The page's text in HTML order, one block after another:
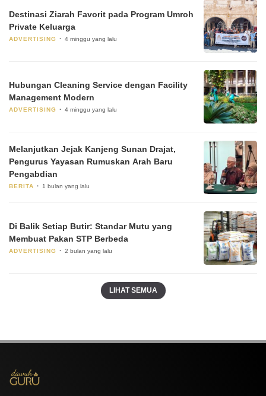
Destinasi Ziarah Favorit pada Program Umroh
Private Keluarga
ADVERTISING 4 minggu yang lalu
Hubungan Cleaning Service dengan Facility
Management Modern
ADVERTISING 4 minggu yang lalu
Melanjutkan Jejak Kanjeng Sunan Drajat,
Pengurus Yayasan Rumuskan Arah Baru
Pengabdian
BERITA 1 bulan yang lalu
Di Balik Setiap Butir: Standar Mutu yang
Membuat Pakan STP Berbeda
ADVERTISING 2 bulan yang lalu
LIHAT SEMUA